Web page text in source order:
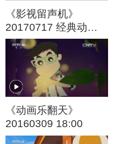
《影视留声机》
20170717 经典动画
音乐赏析
《动画乐翻天》
20160309 18:00